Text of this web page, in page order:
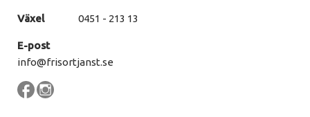
Växel 0451 - 213 13
E-post
info@frisortjanst.se